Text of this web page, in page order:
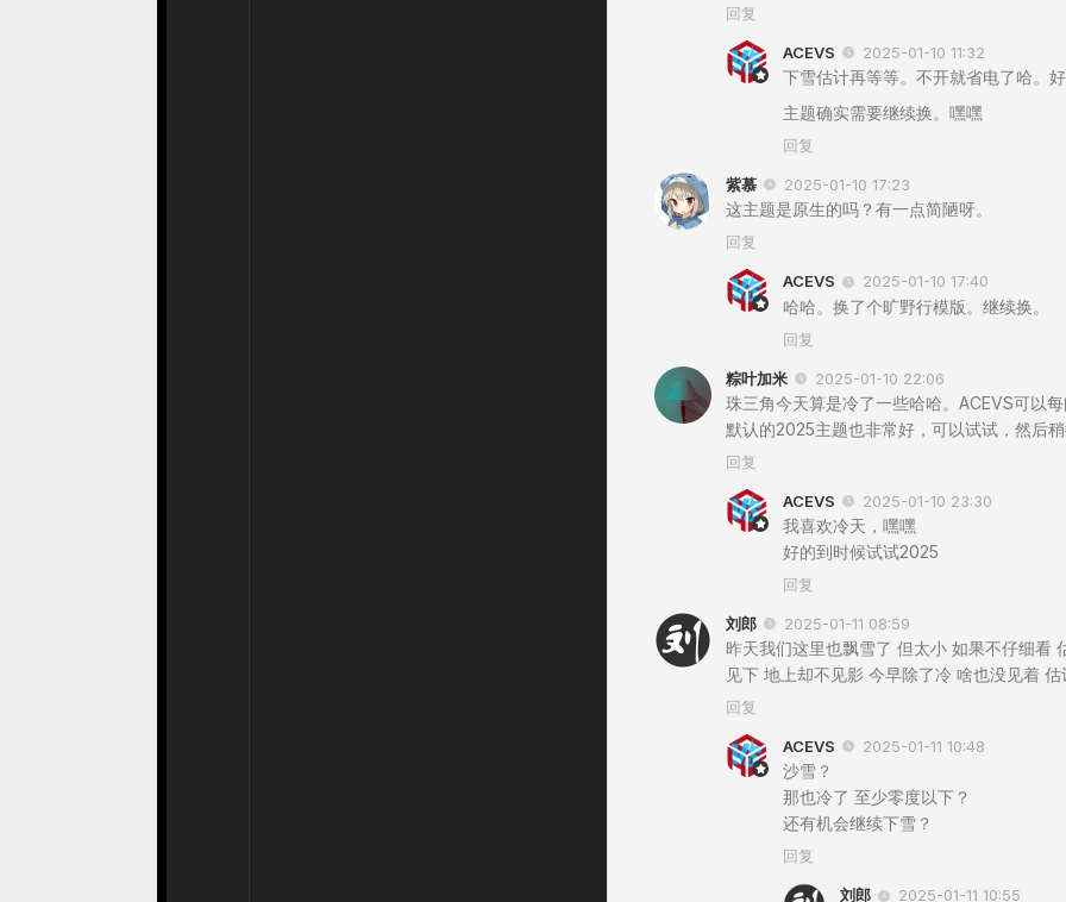
回复
ACEVS 2025-01-10 11:32
下雪估计再等等。不开就省电了哈。
主题确实需要继续换。嘿嘿
回复
紫慕 2025-01-10 17:23
这主题是原生的吗？有一点简陋呀。
回复
ACEVS 2025-01-10 17:40
哈哈。换了个旷野行模版。继续换。
回复
粽叶加米 2025-01-10 22:06
珠三角今天算是冷了一些哈哈。ACEVS可以
默认的2025主题也非常好，可以试试，然后
回复
ACEVS 2025-01-10 23:30
我喜欢冷天，嘿嘿
好的到时候试试2025
回复
刘郎 2025-01-11 08:59
昨天我们这里也飘雪了 但太小 如果不仔细看
见下 地上却不见影 今早除了冷 啥也没见着
回复
ACEVS 2025-01-11 10:48
沙雪？
那也冷了 至少零度以下？
还有机会继续下雪？
回复
刘郎 2025-01-11 10:55